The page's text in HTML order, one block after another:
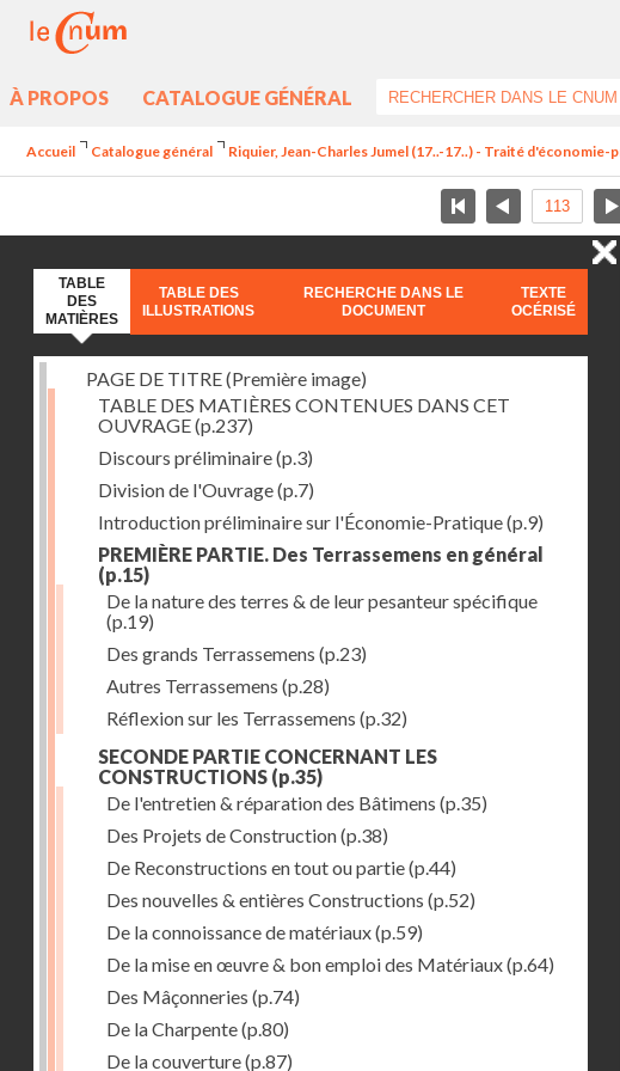
À PROPOS CATALOGUE GÉNÉRAL
Accueil Catalogue général Riquier, Jean-Charles Jumel (17..-17..) - Traité
TABLE
DES
MATIÈRES
TABLE DES
ILLUSTRATIONS
RECHERCHE DANS LE
DOCUMENT
TEXTE
OCÉRISÉ
PAGE DE TITRE (Première image)
TABLE DES MATIÈRES CONTENUES DANS CET
OUVRAGE(p.237)
Discours préliminaire(p.3)
Division de l'Ouvrage(p.7)
Introduction préliminaire sur l'Économie-Pratique(p.9)
PREMIÈRE PARTIE. Des Terrassemens en général
(p.15)
De la nature des terres & de leur pesanteur spécifique
(p.19)
Des grands Terrassemens (p.23)
Autres Terrassemens (p.28)
Réflexion sur les Terrassemens (p.32)
SECONDE PARTIE CONCERNANT LES
CONSTRUCTIONS (p.35)
De l'entretien & réparation des Bâtimens (p.35)
Des Projets de Construction(p.38)
De Reconstructions en tout ou partie(p.44)
Des nouvelles & entières Constructions (p.52)
De la connoissance de matériaux(p.59)
De la mise en œuvre & bon emploi des Matériaux(p.64)
Des Mâçonneries (p.74)
De la Charpente(p.80)
De la couverture(p.87)